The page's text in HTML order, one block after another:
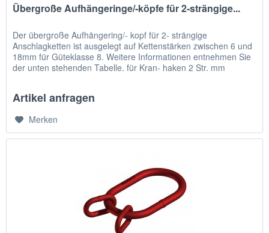
Übergroße Aufhängeringe/-köpfe für 2-strängige...
Der übergroße Aufhängering/- kopf für 2- strängige
Anschlagketten ist ausgelegt auf Kettenstärken zwischen 6 und
18mm für Güteklasse 8. Weitere Informationen entnehmen Sie
der unten stehenden Tabelle. für Kran- haken 2 Str. mm
Artikel anfragen
Merken